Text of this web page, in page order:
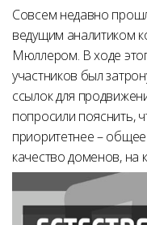
Совсем недавно
ведущим аналитиком
Мюллером. В ходе
участников был
ссылок для
попросили пояснить,
приоритетнее –
качество доменов,